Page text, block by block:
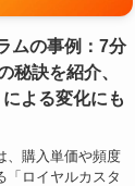
ムの事例：7分
秘訣を紹介、
よる変化にも
、購入単価や頻度
「ロイヤルカスタ